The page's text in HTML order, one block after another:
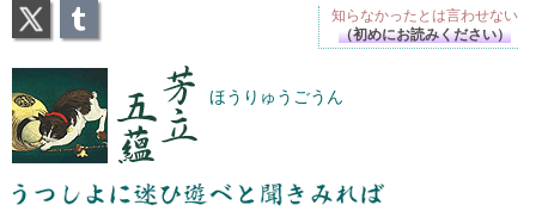
芳立五蘊 ほうりゅうごうん
うつしよに迷ひ遊べと聞きみれば遊ばれ暮るるわが
知らなかったとは言わせない
（初めにお読みください）
X Tumblr